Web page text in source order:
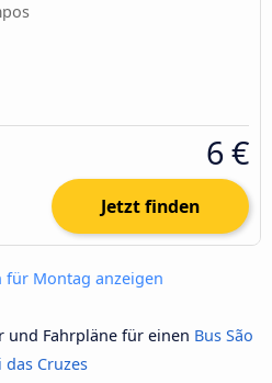
6 €
Jetzt finden
für Montag anzeigen
und Fahrpläne für einen Bus São
das Cruzes